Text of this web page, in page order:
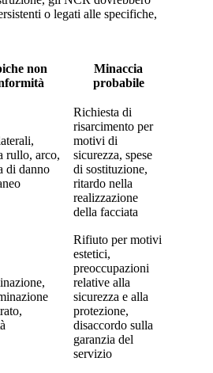
o legati alle specifiche,
non
Minaccia
probabile
rullo, arco,
di danno
Richiesta di
risarcimento per
motivi di
sicurezza, spese
di sostituzione,
ritardo nella
realizzazione
della facciata
Rifiuto per motivi
estetici,
preoccupazioni
relative alla
sicurezza e alla
protezione,
disaccordo sulla
garanzia del
servizio